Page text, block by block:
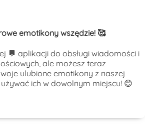
emotikony wszędzie! 🥰
💬 aplikacji do obsługi wiadomości i
ale możesz teraz
ulubione emotikony z naszej
ich w dowolnym miejscu! 😊